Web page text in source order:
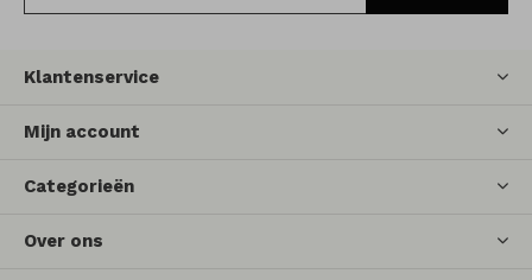
Klantenservice
Mijn account
Categorieën
Over ons